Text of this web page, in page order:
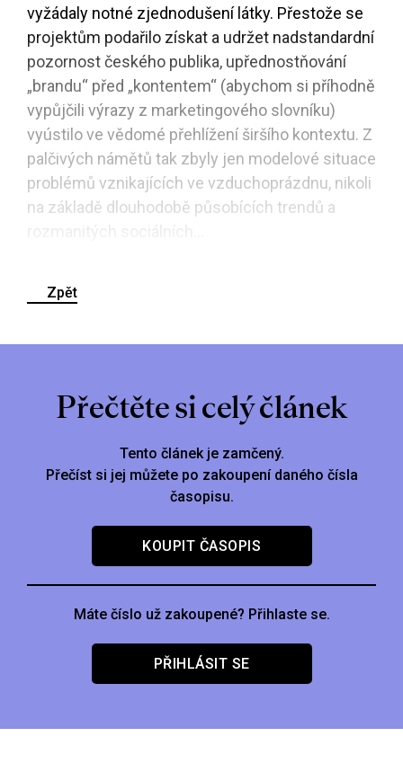
vyžádaly notné zjednodušení látky. Přestože se
projektům podařilo získat a udržet nadstandardní
pozornost českého publika, upřednostňování
„brandu“ před „kontentem“ (abychom si příhodně
vypůjčili výrazy z marketingového slovníku)
vyústilo ve vědomé přehlížení širšího kontextu. Z
palčivých námětů tak zbyly jen modelové situace
problémů vznikajících ve vzduchoprázdnu, nikoli
na základě dlouhodobě působících trendů a
Zpět
Přečtěte si celý článek
Tento článek je zamčený.
Přečíst si jej můžete po zakoupení daného čísla
časopisu.
KOUPIT ČASOPIS
Máte číslo už zakoupené? Přihlaste se.
PŘIHLÁSIT SE